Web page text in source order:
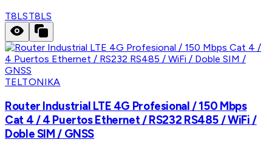
T8LST8LS
TELTONIKA
Router Industrial LTE 4G Profesional / 150 Mbps
Cat 4 / 4 Puertos Ethernet / RS232 RS485 / WiFi /
Doble SIM / GNSS